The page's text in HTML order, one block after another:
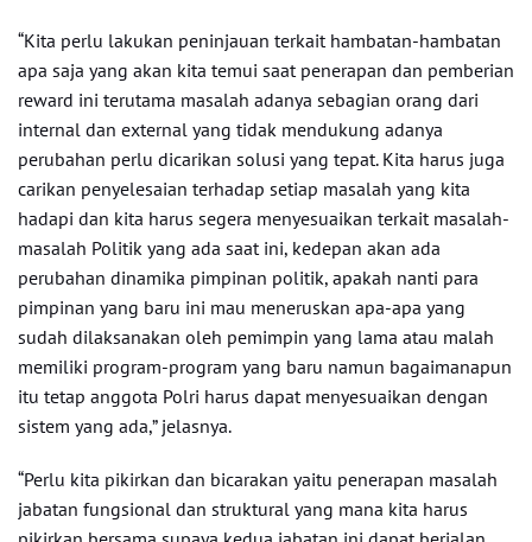
“Kita perlu lakukan peninjauan terkait hambatan-hambatan
apa saja yang akan kita temui saat penerapan dan pemberian
reward ini terutama masalah adanya sebagian orang dari
internal dan external yang tidak mendukung adanya
perubahan perlu dicarikan solusi yang tepat. Kita harus juga
carikan penyelesaian terhadap setiap masalah yang kita
hadapi dan kita harus segera menyesuaikan terkait masalah-
masalah Politik yang ada saat ini, kedepan akan ada
perubahan dinamika pimpinan politik, apakah nanti para
pimpinan yang baru ini mau meneruskan apa-apa yang
sudah dilaksanakan oleh pemimpin yang lama atau malah
memiliki program-program yang baru namun bagaimanapun
itu tetap anggota Polri harus dapat menyesuaikan dengan
sistem yang ada,” jelasnya.
“Perlu kita pikirkan dan bicarakan yaitu penerapan masalah
jabatan fungsional dan struktural yang mana kita harus